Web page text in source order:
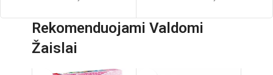
Gabaliņu skaits: 500
Gabaliņu skaits: 1000
Ieteicamais vecums: no 10 gadiem
Rekomenduojami Valdomi
Žaislai